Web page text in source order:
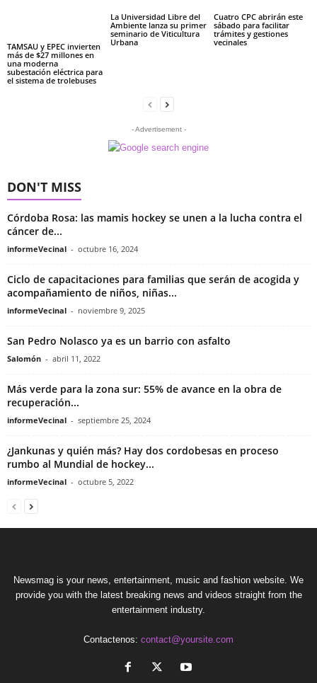
TAMSAU y EPEC invierten
más de $27 millones en
una moderna
subestación eléctrica para
el sistema de trolebuses
La Universidad Libre del
Ambiente lanza su primer
seminario de Viticultura
Urbana
Cuatro CPC abrirán este
sábado para facilitar
trámites y gestiones
vecinales
- Advertisement -
DON'T MISS
Córdoba Rosa: las mamis hockey se unen a la lucha contra el
cáncer de...
informeVecinal - octubre 16, 2024
Ciclo de capacitaciones para familias que serán de acogida y
acompañamiento de niños, niñas...
informeVecinal - noviembre 9, 2025
San Pedro Nolasco ya es un barrio con asfalto
Salomón - abril 11, 2022
Más verde para la zona sur: 55% de avance en la obra de
recuperación...
informeVecinal - septiembre 25, 2024
¿Jankunas y quién más? Hay dos cordobesas en proceso
rumbo al Mundial de hockey...
informeVecinal - octubre 5, 2022
Newsmag is your news, entertainment, music and fashion website. We
provide you with the latest breaking news and videos straight from the
entertainment industry.
Contactenos: contact@yoursite.com